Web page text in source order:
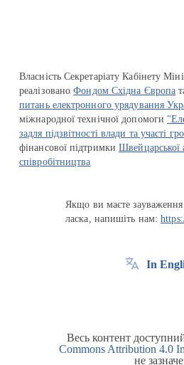
Власність Секретаріату Кабінету
реалізованоФондом Східна Європа
питань електронного урядування
міжнародної технічної допомоги
задля підзвітності влади та участі
фінансової підтримкиШвейцарської
співробітництва
Якщо ви маєте зауваження
ласка, напишіть нам:
In
Весь контент
Commons Attribution 4.0
не